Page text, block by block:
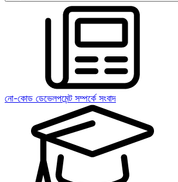
নো-কোড ডেভেলপমেন্ট সম্পর্কে সংবাদ